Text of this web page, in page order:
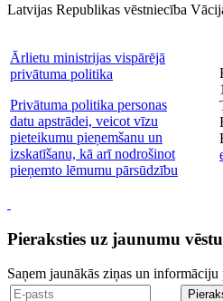
Latvijas Republikas vēstniecība
Ārlietu ministrijas vispārējā
privātuma politika
Privātuma politika personas
datu apstrādei, veicot vīzu
pieteikumu pieņemšanu un
izskatīšanu, kā arī nodrošinot
pieņemto lēmumu pārsūdzību
Pieraksties uz jaunumu
Saņem jaunākās ziņas un